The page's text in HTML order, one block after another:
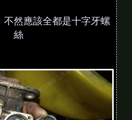
不然應該全都是十字牙螺
絲